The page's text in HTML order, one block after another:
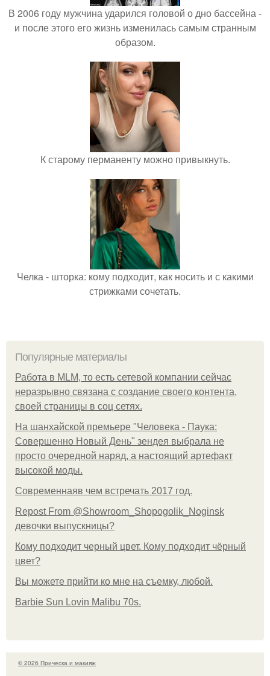
В 2006 году мужчина ударился головой о дно бассейна -
и после этого его жизнь изменилась самым странным
образом.
К старому перманенту можно привыкнуть.
Челка - шторка: кому подходит, как носить и с какими
стрижками сочетать.
Популярные материалы
Работа в MLM, то есть сетевой компании сейчас
неразрывно связана с создание своего контента,
своей страницы в соц сетях.
На шанхайской премьере "Человека - Паука:
Совершенно Новый День" зендея выбрала не
просто очередной наряд, а настоящий артефакт
высокой моды.
Современнаяв чем встречать 2017 год.
Repost From @Showroom_Shopogolik_Noginsk
девочки выпускницы?
Кому подходит черный цвет. Кому подходит чёрный
цвет?
Вы можете прийти ко мне на съемку, любой.
Barbie Sun Lovin Malibu 70s.
© 2026 Прическа и макияж